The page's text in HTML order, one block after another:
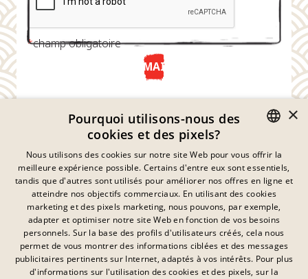
*champ obligatoire
ENVOYER MAINTENANT
Déclaration De Confidentialité
Empreinte
Mentions Légales
Contact
GERMAN
FRENCH
DANISH
SWEDISH
HUNGARIAN
×
Pourquoi utilisons-nous des
cookies et des pixels?
Nous utilisons des cookies sur notre site Web pour vous offrir la
meilleure expérience possible. Certains d'entre eux sont essentiels,
tandis que d'autres sont utilisés pour améliorer nos offres en ligne et
atteindre nos objectifs commerciaux. En utilisant des cookies
marketing et des pixels marketing, nous pouvons, par exemple,
adapter et optimiser notre site Web en fonction de vos besoins
personnels. Sur la base des profils d'utilisateurs créés, cela nous
permet de vous montrer des informations ciblées et des messages
publicitaires pertinents sur Internet, adaptés à vos intérêts. Pour plus
d'informations sur l'utilisation des cookies et des pixels, sur la